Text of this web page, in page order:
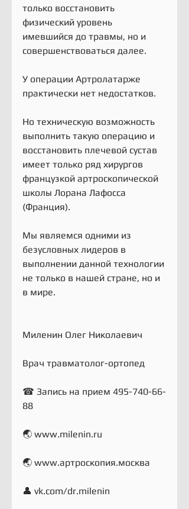
только восстановить
физический уровень
имевшийся до травмы, но и
совершенствоваться далее.
У операции Артролатарже
практически нет недостатков.
Но техническую возможность
выполнить такую операцию и
восстановить плечевой сустав
имеет только ряд хирургов
французкой артроскопической
школы Лорана Лафосса
(Франция).
Мы являемся одними из
безусловных лидеров в
выполнении данной технологии
не только в нашей стране, но и
в мире.
Миленин Олег Николаевич
Врач травматолог-ортопед
☎ Запись на прием 495-740-66-
88
🌏 www.milenin.ru
🌏 www.артроскопия.москва
👤 vk.com/dr.milenin